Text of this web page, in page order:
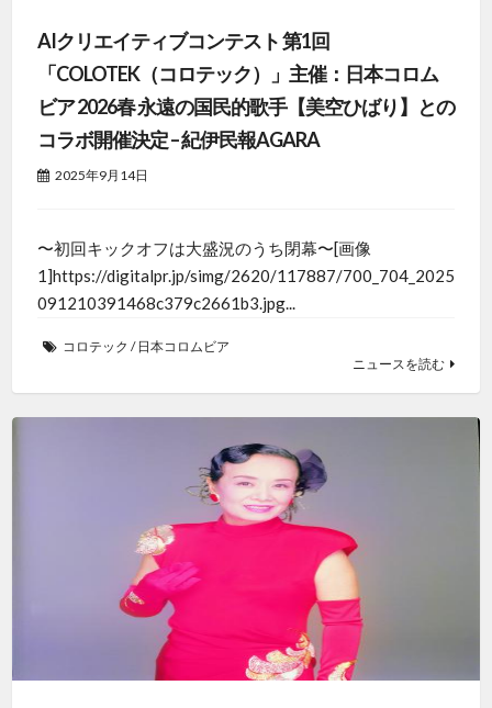
AIクリエイティブコンテスト 第1回
「COLOTEK（コロテック）」主催：日本コロム
ビア 2026春 永遠の国民的歌手【美空ひばり】との
コラボ開催決定 – 紀伊民報AGARA
2025年9月14日
〜初回キックオフは大盛況のうち閉幕〜[画像
1]https://digitalpr.jp/simg/2620/117887/700_704_2025
091210391468c379c2661b3.jpg...
コロテック / 日本コロムビア
ニュースを読む